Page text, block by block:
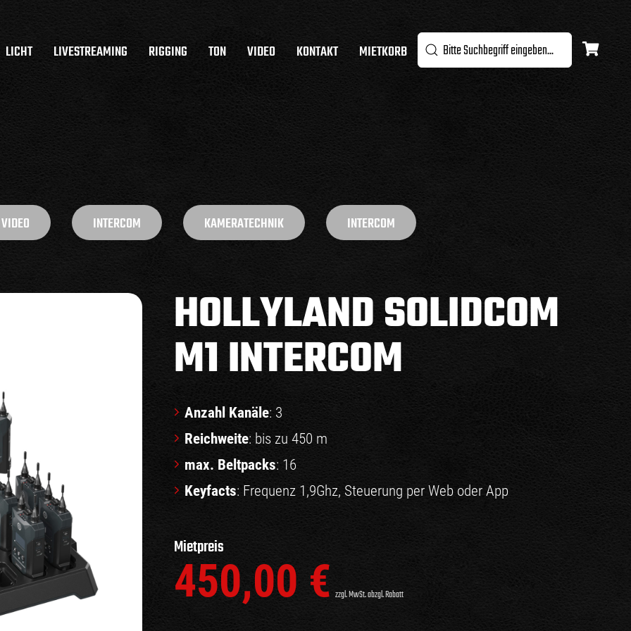
LICHT LIVESTREAMING RIGGING TON VIDEO KONTAKT MIETKORB
VIDEO INTERCOM KAMERATECHNIK INTERCOM
HOLLYLAND SOLIDCOM
M1 INTERCOM
Anzahl Kanäle: 3
Reichweite: bis zu 450 m
max. Beltpacks: 16
Keyfacts: Frequenz 1,9Ghz, Steuerung per Web oder App
Mietpreis
450,00 € zzgl. MwSt. abzgl. Rabatt